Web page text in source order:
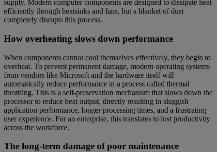
supply. Modern computer components are designed to dissipate heat
efficiently through heatsinks and fans, but a blanket of dust
completely disrupts this process.
How overheating slows down performance
When components cannot cool themselves effectively, they begin to
overheat. To prevent permanent damage, modern operating systems
from vendors like Microsoft and the hardware itself will
automatically reduce performance in a process called thermal
throttling. This is a self-preservation mechanism that slows down the
processor to reduce heat output, directly resulting in sluggish
application performance, longer processing times, and a frustrating
user experience. For an enterprise, this translates to lost productivity
across the workforce.
The long-term damage of poor maintenance